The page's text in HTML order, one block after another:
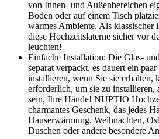
von Innen- und Außenbereichen
Boden oder auf einem Tisch
warmes Ambiente. Als klassischer
diese Hochzeitslaterne sicher vor
leuchten!
Einfache Installation: Die Glas-
separat verpackt, es dauert ein
installieren, wenn Sie sie erhalten,
erforderlich, um sie zu installieren,
sein, Ihre Hände! NUPTIO
charmantes Geschenk, das jedes
Hauserwärmung, Weihnachten,
Duschen oder andere besondere